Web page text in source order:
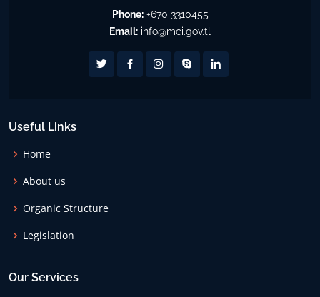
Phone:+670 3310455
Email: info@mci.gov.tl
Useful Links
Home
About us
Organic Structure
Legislation
Our Services